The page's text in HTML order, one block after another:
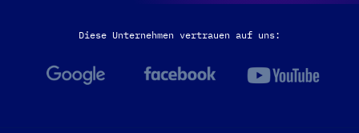
Diese Unternehmen vertrauen auf uns: